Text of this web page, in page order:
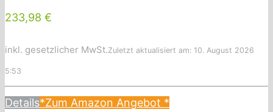
233,98 €
inkl. gesetzlicher MwSt.Zuletzt aktualisiert am: 10. August 2026
5:53
Details*Zum Amazon Angebot *